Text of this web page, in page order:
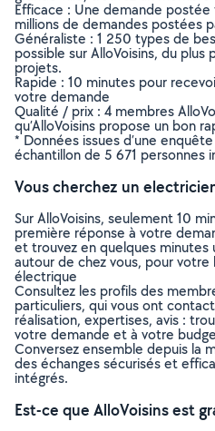
Efficace : Une demande
millions de demandes postées
Généraliste : 1 250 types de
possible sur AlloVoisins, du
projets.
Rapide : 10 minutes pour
votre demande
Qualité / prix : 4 membres
qu’AlloVoisins propose un bon
* Données issues d’une
échantillon de 5 671 personnes
Vous cherchez un
Sur AlloVoisins, seulement 10
première réponse à votre
et trouvez en quelques
autour de chez vous, pour
électrique
Consultez les profils des
particuliers, qui vous ont
réalisation, expertises, avis :
votre demande et à votre
Conversez ensemble depuis la
des échanges sécurisés et
intégrés.
Est-ce que AlloVoisins est